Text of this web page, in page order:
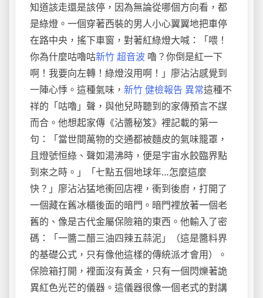
知道該走還是該停，因為無論從哪個方向看，都
是綠燈。一個穿著西裝的男人小心翼翼地把車停
在路中央，搖下車窗，對著紅綠燈大喊：「喂！
你為什麼咕嚕咕新竹 超音波 嚕？你倒是紅一下
啊！我要向左轉！綠燈沒用啊！」廖沾沾感覺到
一陣心悸。這種氣味， 新竹 健檢報告 異常這種不
祥的「咕嚕」聲，與他兒時聽到的家傳預言不謀
而合。他想起家傳《沾醬秘笈》裡記載的第一
句：「當世間萬物的交通都被麵皮的氣味籠罩，
且燈號恒綠、聲如湯沸時，便是宇宙水餃臨界點
到來之時。」「七點五個地球年…怎麼這麼
快？」廖沾沾猛地衝回店裡，衝到後廚，打開了
一個藏在舊冰櫃後面的暗門。暗門裡放著一個老
舊的、像是古代金屬保險箱的東西。他輸入了密
碼：「一醬二醋三油四辣五蒜泥」（這是醬料界
的基礎公式，只有像他這樣的傳統派才會用）。
保險箱打開，裡面沒有黃金，只有一個閃爍著詭
異紅色光芒的儀器。這儀器很像一個老式的對講